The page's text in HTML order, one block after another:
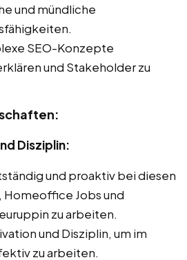
und mündliche
SEO-Konzepte
und Stakeholder zu
Disziplin:
und proaktiv bei diesen
Homeoffice Jobs und
zu arbeiten.
und Disziplin, um im
zu arbeiten.